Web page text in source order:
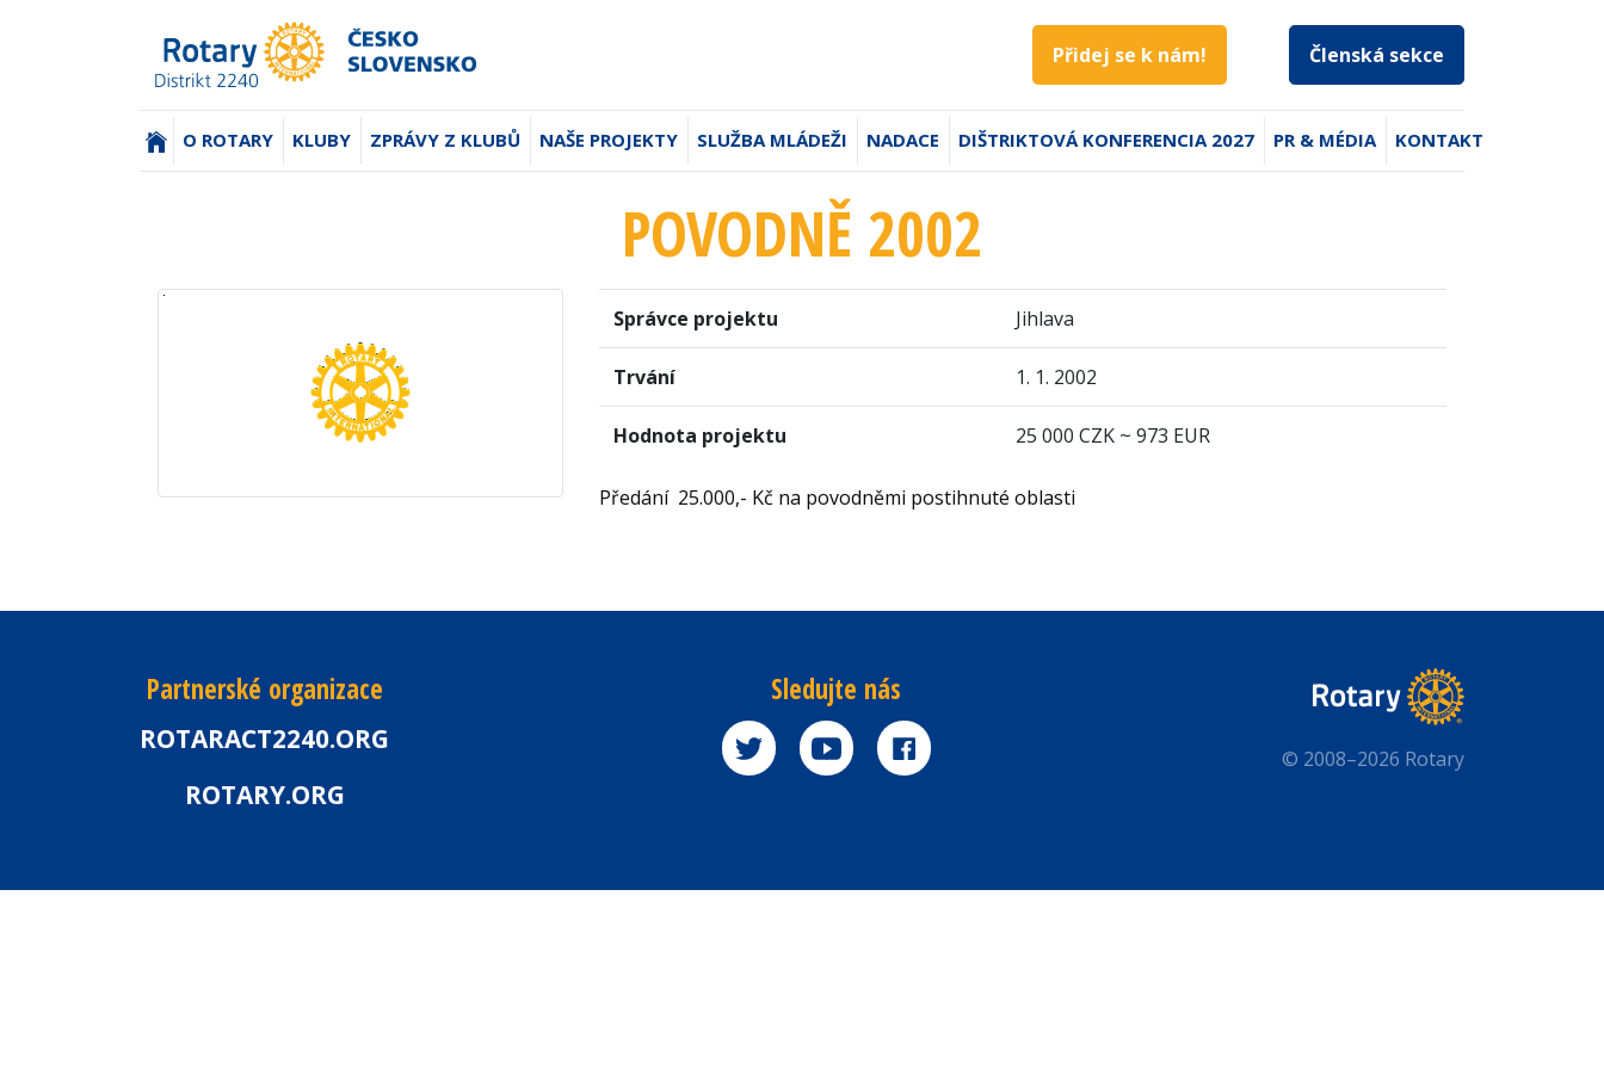
Přidej se k nám! Členská sekce
(AKTUÁLNÍ)
O ROTARY KLUBY ZPRÁVY Z KLUBŮ NAŠE PROJEKTY SLUŽBA MLÁDEŽI NADACE DIŠTRIKTOVÁ KONFERENCIA 2027 PR & MÉDIA KONTAKT
POVODNĚ 2002
Správce projektu Jihlava
Trvání 1. 1. 2002
Hodnota projektu 25 000 CZK ~ 973 EUR
Předání 25.000,- Kč na povodněmi postihnuté oblasti
Partnerské organizace
ROTARACT2240.ORG
ROTARY.ORG
Sledujte nás
© 2008–2026 Rotary